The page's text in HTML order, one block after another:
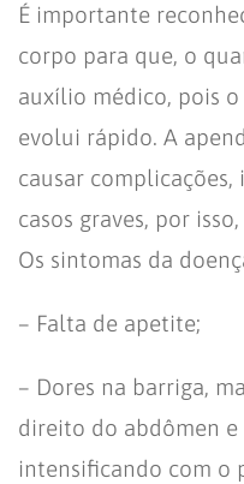
É importante
corpo para que, o
auxílio médico, pois
evolui rápido. A
causar
casos graves, por
Os sintomas da
– Falta de apetite;
– Dores na barriga,
direito do abdômen
intensificando com o